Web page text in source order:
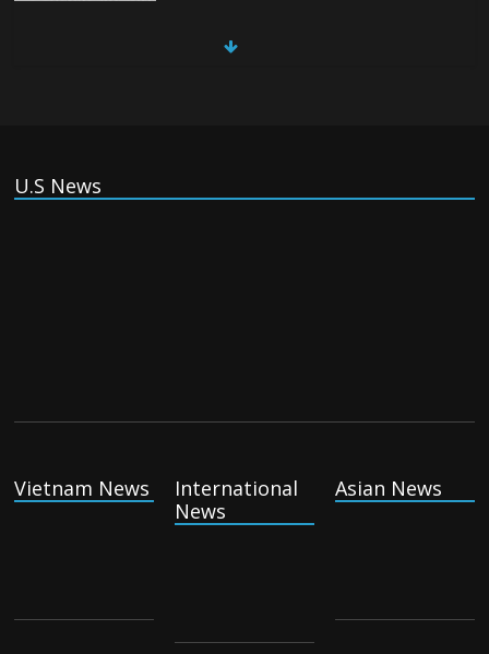
(Tiếng Việt) Trung Quốc va chạm với Philippines trong khi
U.S News
Vietnam News
International
News
Asian News